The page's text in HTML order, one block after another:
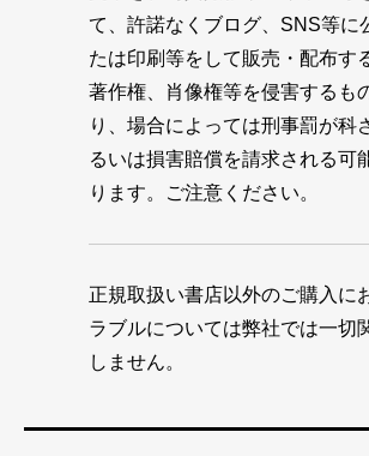
て、許諾なくブログ、SNS等に
たは印刷等をして販売・配布す
著作権、肖像権等を侵害するも
り、場合によっては刑事罰が科
るいは損害賠償を請求される可
ります。ご注意ください。
正規取扱い書店以外のご購入に
ラブルについては弊社では一切
しません。